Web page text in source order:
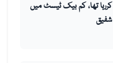
تھا، کم بیک ٹیسٹ میں
شفیق